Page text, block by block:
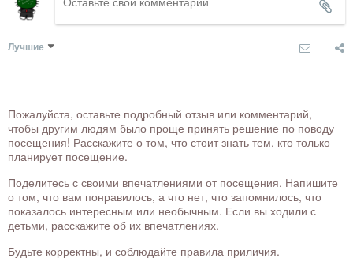
Лучшие
Пожалуйста, оставьте подробный отзыв или комментарий,
чтобы другим людям было проще принять решение по поводу
посещения! Расскажите о том, что стоит знать тем, кто только
планирует посещение.
Поделитесь с своими впечатлениями от посещения. Напишите
о том, что вам понравилось, а что нет, что запомнилось, что
показалось интересным или необычным. Если вы ходили с
детьми, расскажите об их впечатлениях.
Будьте корректны, и соблюдайте правила приличия.